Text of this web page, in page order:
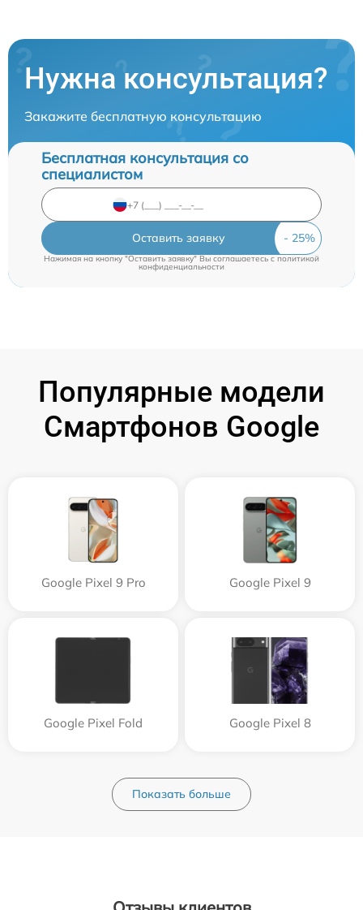
Нужна консультация?
Закажите бесплатную консультацию
Бесплатная консультация со
специалистом
Оставить заявку
Нажимая на кнопку "Оставить заявку" Вы соглашаетесь c политикой
конфиденциальности
Популярные модели
Смартфонов Google
Google Pixel 9 Pro Google Pixel 9
Google Pixel Fold Google Pixel 8
Показать больше